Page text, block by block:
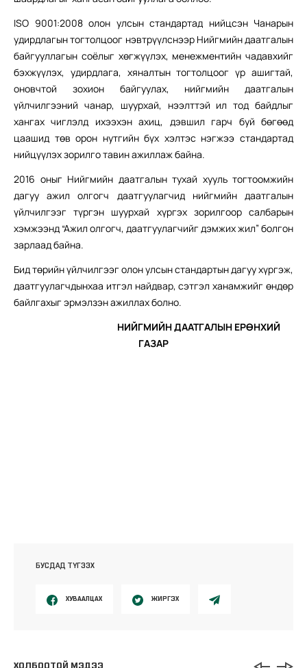
ISO 9001:2008 олон улсын стандартад нийцсэн Чанарын
удирдлагын тогтолцоог нэвтрүүлснээр Нийгмийн даатгалын
байгууллагын соёлыг хөгжүүлэх, менежментийн чадавхийг
бэхжүүлэх, удирдлага, хяналтын тогтолцоог үр ашигтай,
оновчтой зохион байгуулах, нийгмийн даатгалын
үйлчилгээний чанар, шуурхай, нээлттэй ил тод байдлыг
хангах чиглэлд ихээхэн ахиц, дэвшил гарч буй бөгөөд
цаашид төв орон нутгийн бүх хэлтэс нэгжээ стандартад
нийцүүлэх зорилго тавин ажиллаж байна.
2016 оныг Нийгмийн даатгалын тухай хууль тогтоомжийн
дагуу ажил олгогч даатгуулагчид нийгмийн даатгалын
үйлчилгээг түргэн шуурхай хүргэх зорилгоор салбарын
хэмжээнд “Ажил олгогч, даатгуулагчийг дэмжих жил” болгон
зарлаад байна.
Бид төрийн үйлчилгээг олон улсын стандартын дагуу хүргэж,
даатгуулагчдынхаа итгэл найдвар, сэтгэл ханамжийг өндөр
байлгахыг эрмэлзэн ажиллах болно.
НИЙГМИЙН ДААТГАЛЫН ЕРӨНХИЙ
ГАЗАР
БУСДАД ТҮГЭЭХ
ХУВААЛЦАХ ЖИРГЭХ
ХОЛБООТОЙ МЭДЭЭ